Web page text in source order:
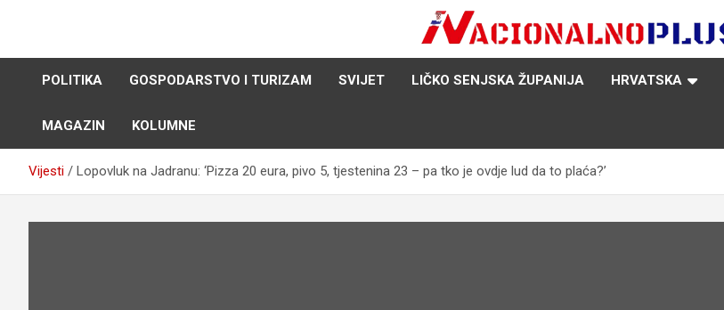
NacionalnoPlus.hr
Nacija želi znati više
POLITIKA
GOSPODARSTVO I TURIZAM SVIJET LIČKO SENJSKA ŽUPANIJA HRVATSKA
MAGAZIN KOLUMNE
Vijesti Lopovluk na Jadranu: ‘Pizza 20 eura, pivo 5, tjestenina 23 – pa tko je ovdje lud da to plaća?’